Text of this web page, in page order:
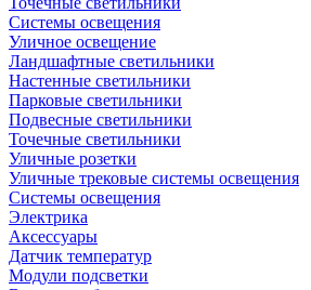
Системы освещения
Уличное освещение
Ландшафтные светильники
Настенные светильники
Парковые светильники
Подвесные светильники
Точечные светильники
Уличные розетки
Уличные трековые системы освещения
Системы освещения
Электрика
Аксессуары
Датчик температур
Модули подсветки